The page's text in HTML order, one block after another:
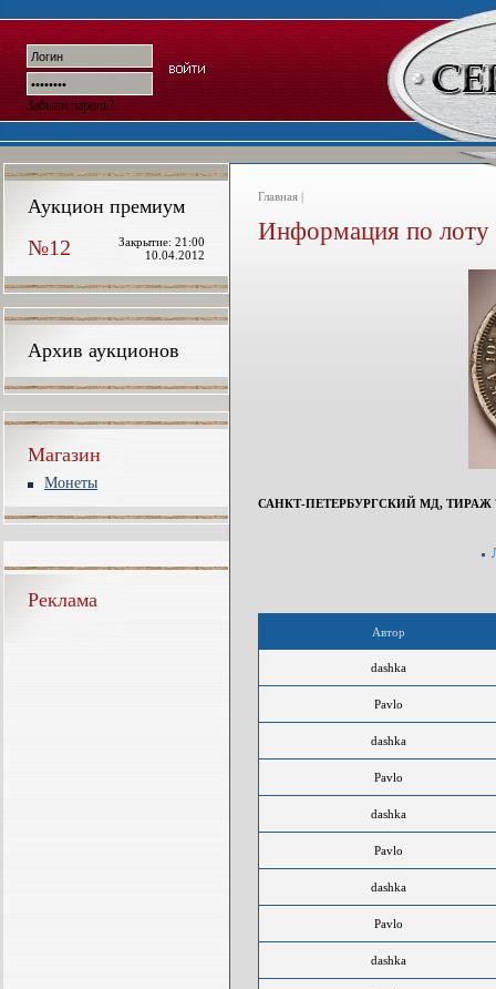
Забыли пароль?
Аукцион премиум
№12
Закрытие: 21:00
10.04.2012
Архив аукционов
Магазин
Монеты
Реклама
Главная |
Информация по
САНКТ-ПЕТЕРБУРГСКИЙ МД, ТИРАЖ
Автор
dashka
Pavlo
dashka
Pavlo
dashka
Pavlo
dashka
Pavlo
dashka